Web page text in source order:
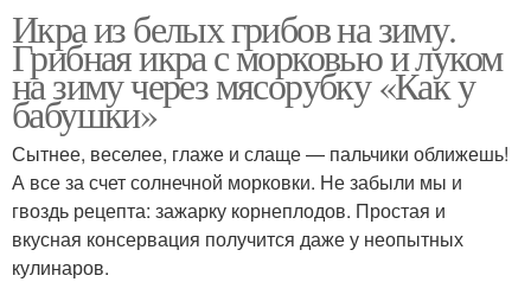
Икра из белых грибов на зиму.
Грибная икра с морковью и луком
на зиму через мясорубку «Как у
бабушки»
Сытнее, веселее, глаже и слаще — пальчики оближешь!
А все за счет солнечной морковки. Не забыли мы и
гвоздь рецепта: зажарку корнеплодов. Простая и
вкусная консервация получится даже у неопытных
кулинаров.